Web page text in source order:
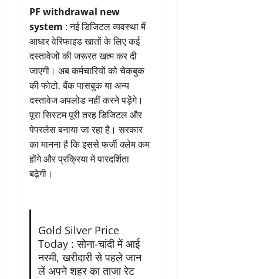
PF withdrawal new
system : नई डिजिटल व्यवस्था में
आधार वेरिफाइड खातों के लिए कई
दस्तावेजों की जरूरत खत्म कर दी
जाएगी। अब कर्मचारियों को चेकबुक
की फोटो, बैंक पासबुक या अन्य
दस्तावेज अपलोड नहीं करने पड़ेंगे।
पूरा सिस्टम पूरी तरह डिजिटल और
पेपरलेस बनाया जा रहा है। सरकार
का मानना है कि इससे फर्जी क्लेम कम
होंगे और प्रक्रिया में पारदर्शिता
बढ़ेगी।
Gold Silver Price
Today : सोना-चांदी में आई
नरमी, खरीदारी से पहले जान
लें अपने शहर का ताजा रेट